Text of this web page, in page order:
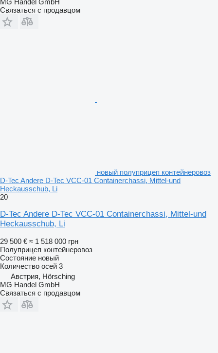
MG Handel GmbH
Связаться с продавцом
новый полуприцеп контейнеровоз
D-Tec Andere D-Tec VCC-01 Containerchassi, Mittel-und
Heckausschub, Li
20
D-Tec Andere D-Tec VCC-01 Containerchassi, Mittel-und
Heckausschub, Li
29 500 € ≈ 1 518 000 грн
Полуприцеп контейнеровоз
Состояние новый
Количество осей 3
Австрия, Hörsching
MG Handel GmbH
Связаться с продавцом